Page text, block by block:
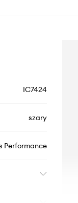
IC7424
szary
Performance